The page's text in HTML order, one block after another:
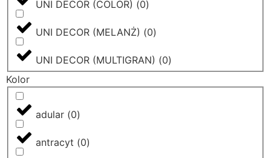
UNI DECOR (COLOR) (0)
UNI DECOR (MELANŻ) (0)
UNI DECOR (MULTIGRAN) (0)
Kolor
adular (0)
antracyt (0)